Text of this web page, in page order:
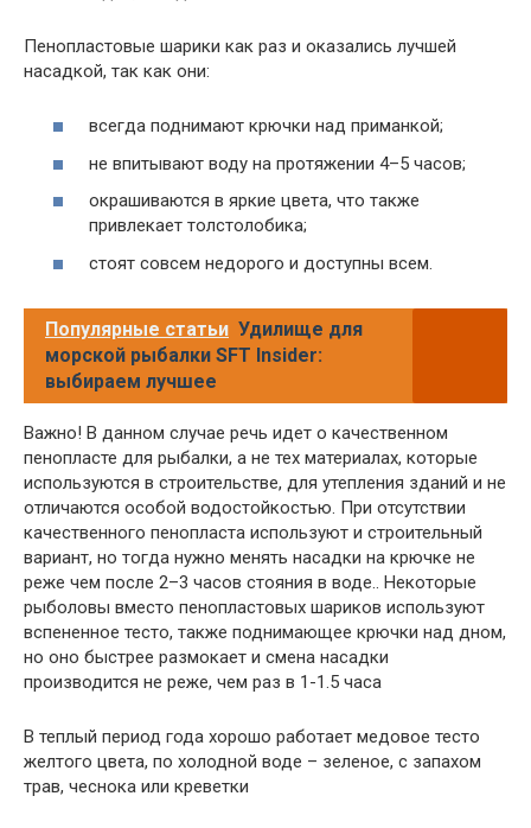
Пенопластовые шарики как раз и оказались лучшей
насадкой, так как они:
всегда поднимают крючки над приманкой;
не впитывают воду на протяжении 4–5 часов;
окрашиваются в яркие цвета, что также
привлекает толстолобика;
стоят совсем недорого и доступны всем.
Популярные статьи Удилище для
морской рыбалки SFT Insider:
выбираем лучшее
Важно! В данном случае речь идет о качественном
пенопласте для рыбалки, а не тех материалах, которые
используются в строительстве, для утепления зданий и не
отличаются особой водостойкостью. При отсутствии
качественного пенопласта используют и строительный
вариант, но тогда нужно менять насадки на крючке не
реже чем после 2–3 часов стояния в воде.. Некоторые
рыболовы вместо пенопластовых шариков используют
вспененное тесто, также поднимающее крючки над дном,
но оно быстрее размокает и смена насадки
производится не реже, чем раз в 1-1.5 часа
В теплый период года хорошо работает медовое тесто
желтого цвета, по холодной воде – зеленое, с запахом
трав, чеснока или креветки